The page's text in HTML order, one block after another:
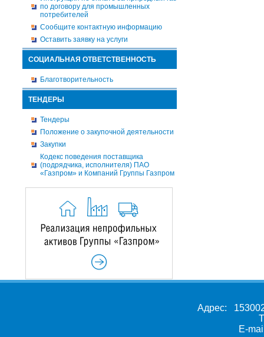
по договору для промышленных
потребителей
Сообщите контактную информацию
Оставить заявку на услуги
СОЦИАЛЬНАЯ ОТВЕТСТВЕННОСТЬ
Благотворительность
ТЕНДЕРЫ
Тендеры
Положение о закупочной деятельности
Закупки
Кодекс поведения поставщика
(подрядчика, исполнителя) ПАО
«Газпром» и Компаний Группы Газпром
Адрес:
E-